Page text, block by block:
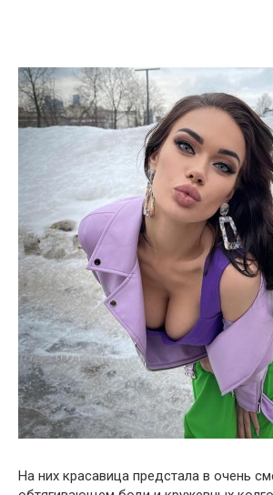
На них красавица предстала в очень